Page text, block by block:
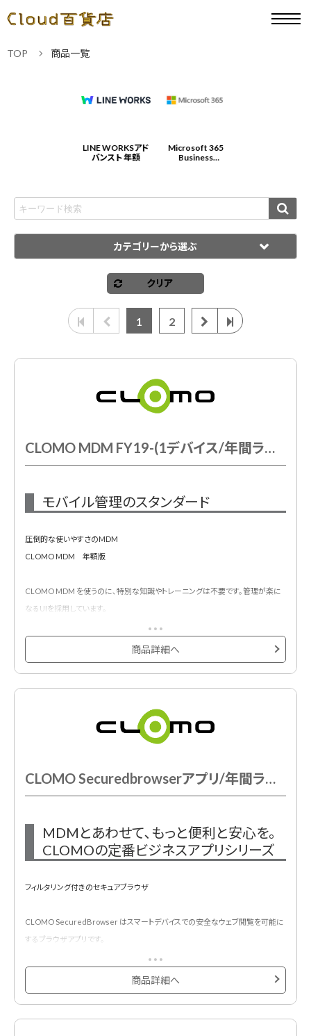
TOP 商品一覧
LINE WORKSアド
バンスト 年額
Microsoft 365
Business
カテゴリーから選ぶ
クリア
1 2
CLOMO MDM FY19-(1デバイス/年間ライセンス)
モバイル管理のスタンダード
圧倒的な使いやすさのMDM
CLOMO MDM 年額版
CLOMO MDM を使うのに､特別な知識やトレーニングは不要です。管理が楽に
なるUIを採用しています。
また、デバイスを盗難されても紛失しても､デバイスのデータを強固に守るセキュ
※新規お申し込み時には初期費用が必須です。
商品詳細へ
CLOMO Securedbrowserアプリ/年間ライセンス
MDMとあわせて､もっと便利と安心を｡
CLOMOの定番ビジネスアプリシリーズ
フィルタリング付きのセキュアブラウザ
CLOMO SecuredBrowser はスマートデバイスでの安全なウェブ閲覧を可能に
するブラウザアプリです。
管理者は業務に無関係なサイトの閲覧制限や､閲覧推奨ブックマークを一括設
商品詳細へ